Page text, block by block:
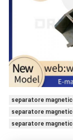
separatore
separatore
separatore